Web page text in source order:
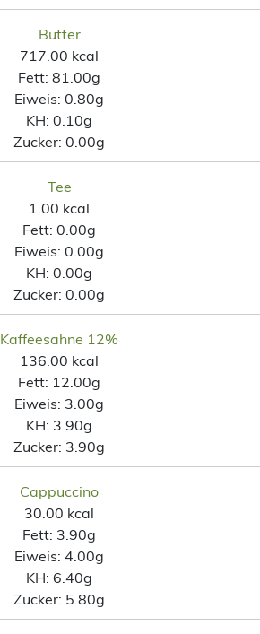
Butter
717.00 kcal
Fett: 81.00g
Eiweis: 0.80g
KH: 0.10g
Zucker: 0.00g
Tee
1.00 kcal
Fett: 0.00g
Eiweis: 0.00g
KH: 0.00g
Zucker: 0.00g
Kaffeesahne 12%
136.00 kcal
Fett: 12.00g
Eiweis: 3.00g
KH: 3.90g
Zucker: 3.90g
Cappuccino
30.00 kcal
Fett: 3.90g
Eiweis: 4.00g
KH: 6.40g
Zucker: 5.80g